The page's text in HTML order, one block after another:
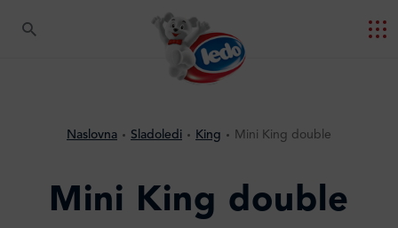
Naslovna Sladoledi King Mini King double
Mini King double